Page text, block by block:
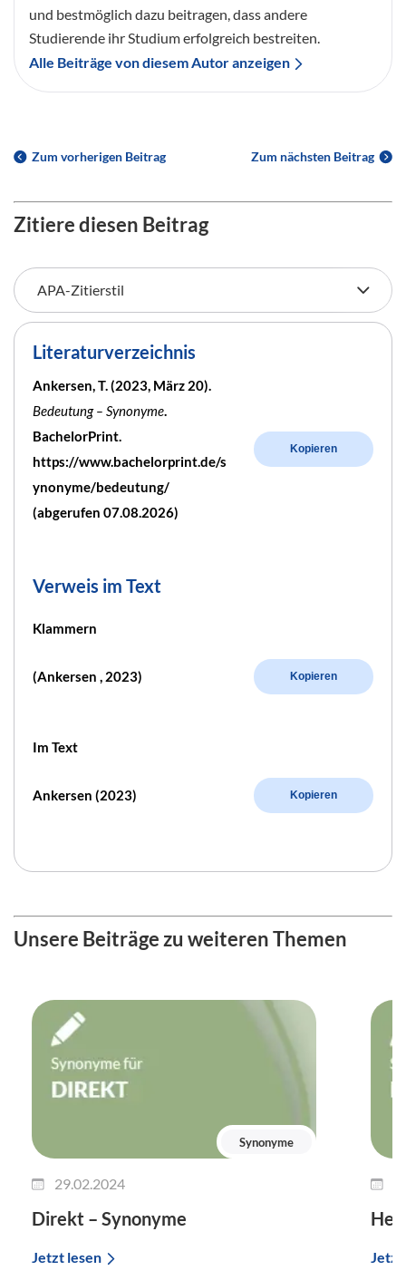
und bestmöglich dazu beitragen, dass andere
Studierende ihr Studium erfolgreich bestreiten.
Alle Beiträge von diesem Autor anzeigen
Zum vorherigen Beitrag Zum nächsten Beitrag
Zitiere diesen Beitrag
Literaturverzeichnis
Ankersen, T. (2023, März 20).
Bedeutung – Synonyme.
BachelorPrint.
https://www.bachelorprint.de/s
ynonyme/bedeutung/
(abgerufen 07.08.2026)
Kopieren
Verweis im Text
Klammern
(Ankersen , 2023) Kopieren
Im Text
Ankersen (2023) Kopieren
Unsere Beiträge zu weiteren Themen
Synonyme
29.02.2024
Direkt – Synonyme
Jetzt lesen Jetzt